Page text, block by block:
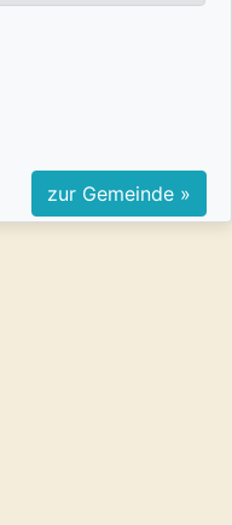
zur Gemeinde »